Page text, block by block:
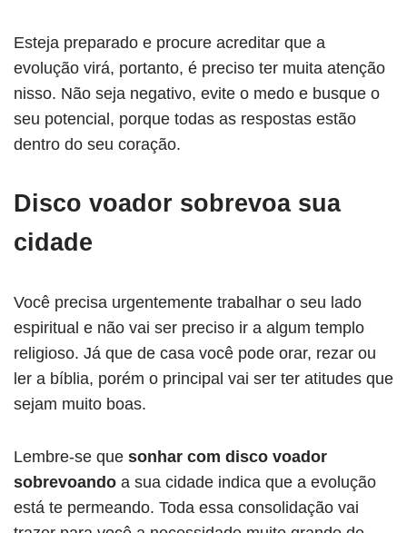
Esteja preparado e procure acreditar que a
evolução virá, portanto, é preciso ter muita atenção
nisso. Não seja negativo, evite o medo e busque o
seu potencial, porque todas as respostas estão
dentro do seu coração.
Disco voador sobrevoa sua
cidade
Você precisa urgentemente trabalhar o seu lado
espiritual e não vai ser preciso ir a algum templo
religioso. Já que de casa você pode orar, rezar ou
ler a bíblia, porém o principal vai ser ter atitudes que
sejam muito boas.
Lembre-se que sonhar com disco voador
sobrevoando a sua cidade indica que a evolução
está te permeando. Toda essa consolidação vai